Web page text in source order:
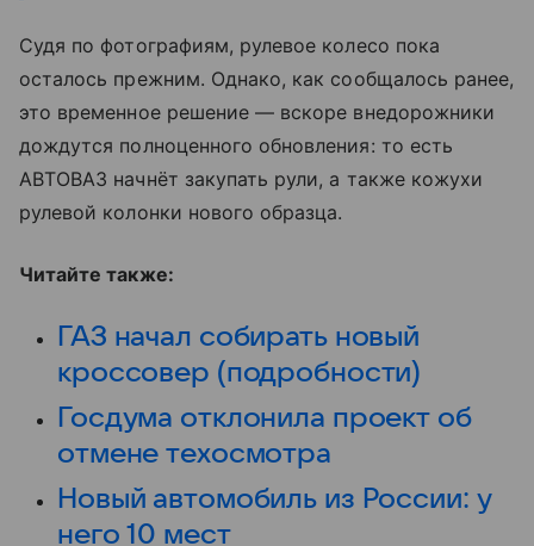
Судя по фотографиям, рулевое колесо пока
осталось прежним. Однако, как сообщалось ранее,
это временное решение — вскоре внедорожники
дождутся полноценного обновления: то есть
АВТОВАЗ начнёт закупать рули, а также кожухи
рулевой колонки нового образца.
Читайте также:
ГАЗ начал собирать новый
кроссовер (подробности)
Госдума отклонила проект об
отмене техосмотра
Новый автомобиль из России: у
него 10 мест